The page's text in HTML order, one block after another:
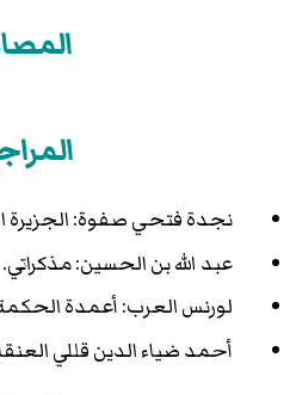
نجدة فتحي صفوة: الجزيرة
عبد الله بن الحسين: مذكراتي.
لورنس العرب: أعمدة
أحمد ضياء الدين قللي